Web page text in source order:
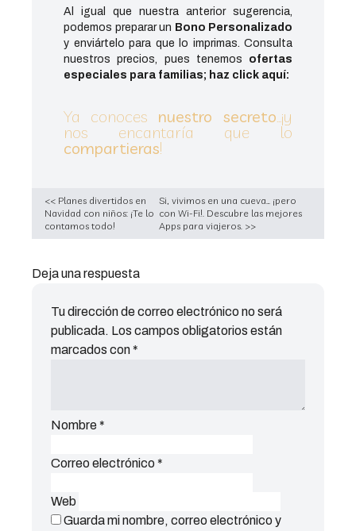
Al igual que nuestra anterior sugerencia,
podemos preparar un Bono Personalizado
y enviártelo para que lo imprimas. Consulta
nuestros precios, pues tenemos ofertas
especiales para familias; haz click aquí:
Ya conoces nuestro secreto …¡y
nos encantaría que lo
compartieras!
<< Planes divertidos en
Navidad con niños: ¡Te lo
contamos todo!
Si, vivimos en una cueva… ¡pero
con Wi-Fi!. Descubre las mejores
Apps para viajeros. >>
Deja una respuesta
Tu dirección de correo electrónico no será
publicada. Los campos obligatorios están
marcados con *
Nombre *
Correo electrónico *
Web
Guarda mi nombre, correo electrónico y